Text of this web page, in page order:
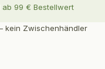
ab 99 € Bestellwert
kein Zwischenhändler